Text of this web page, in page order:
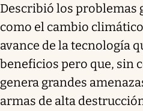
Describió los problemas
como el cambio
avance de la tecnología
beneficios pero que, sin
genera grandes
armas de alta